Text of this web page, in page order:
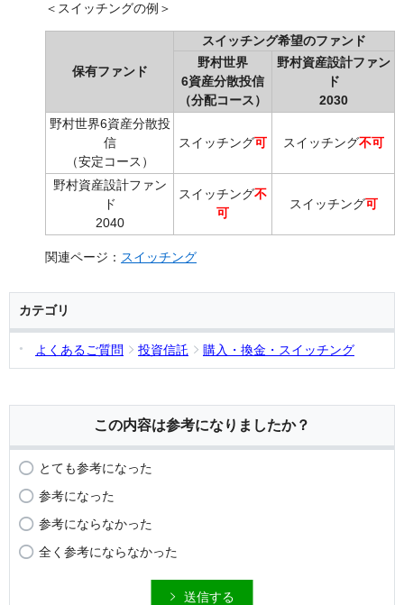
＜スイッチングの例＞
保有ファンド
スイッチング希望のファンド
野村世界
6資産分散投信
（分配コース）
野村資産設計ファン
ド
2030
野村世界6資産分散投
信
（安定コース）
スイッチング可 スイッチング不可
野村資産設計ファン
ド
2040
スイッチング不
可
スイッチング可
関連ページ： スイッチング
カテゴリ
よくあるご質問 投資信託 購入・換金・スイッチング
この内容は参考になりましたか？
とても参考になった
参考になった
参考にならなかった
全く参考にならなかった
送信する